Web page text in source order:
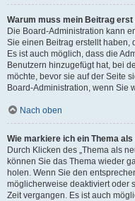
Warum muss mein Beitrag
Die Board-Administration kann
Sie einen Beitrag erstellt haben,
Es ist auch möglich, dass die
Benutzern hinzugefügt hat, bei
möchte, bevor sie auf der Seite
Board-Administration, wenn Sie
Nach oben
Wie markiere ich ein Thema als
Durch Klicken des „Thema als
können Sie das Thema wieder
holen. Wenn Sie den
möglicherweise deaktiviert oder
Zeit vergangen. Es ist auch